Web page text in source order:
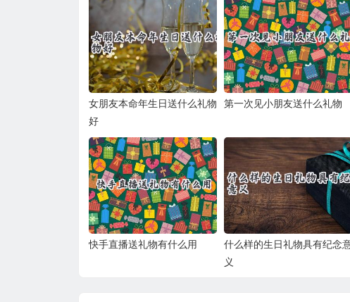
女朋友本命年生日送什么礼物
好
第一次见小朋友送什么礼物
快手直播送礼物有什么用
什么样的生日礼物具有纪念
义